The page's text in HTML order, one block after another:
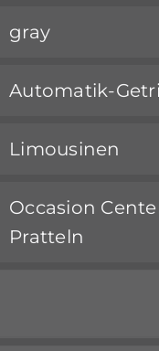
gray
Automatik-
Limousinen
Occasion
Pratteln